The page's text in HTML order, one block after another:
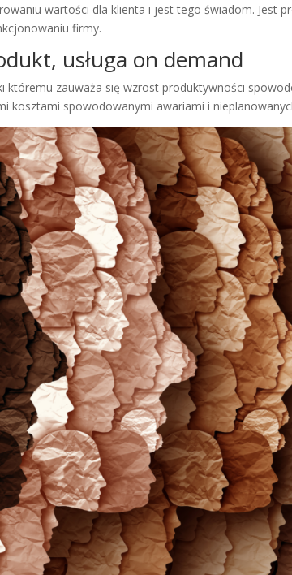
wartości dla klienta i jest tego świadom. Jest
firmy.
usługa on demand
któremu zauważa się wzrost produktywności
kosztami spowodowanymi awariami i